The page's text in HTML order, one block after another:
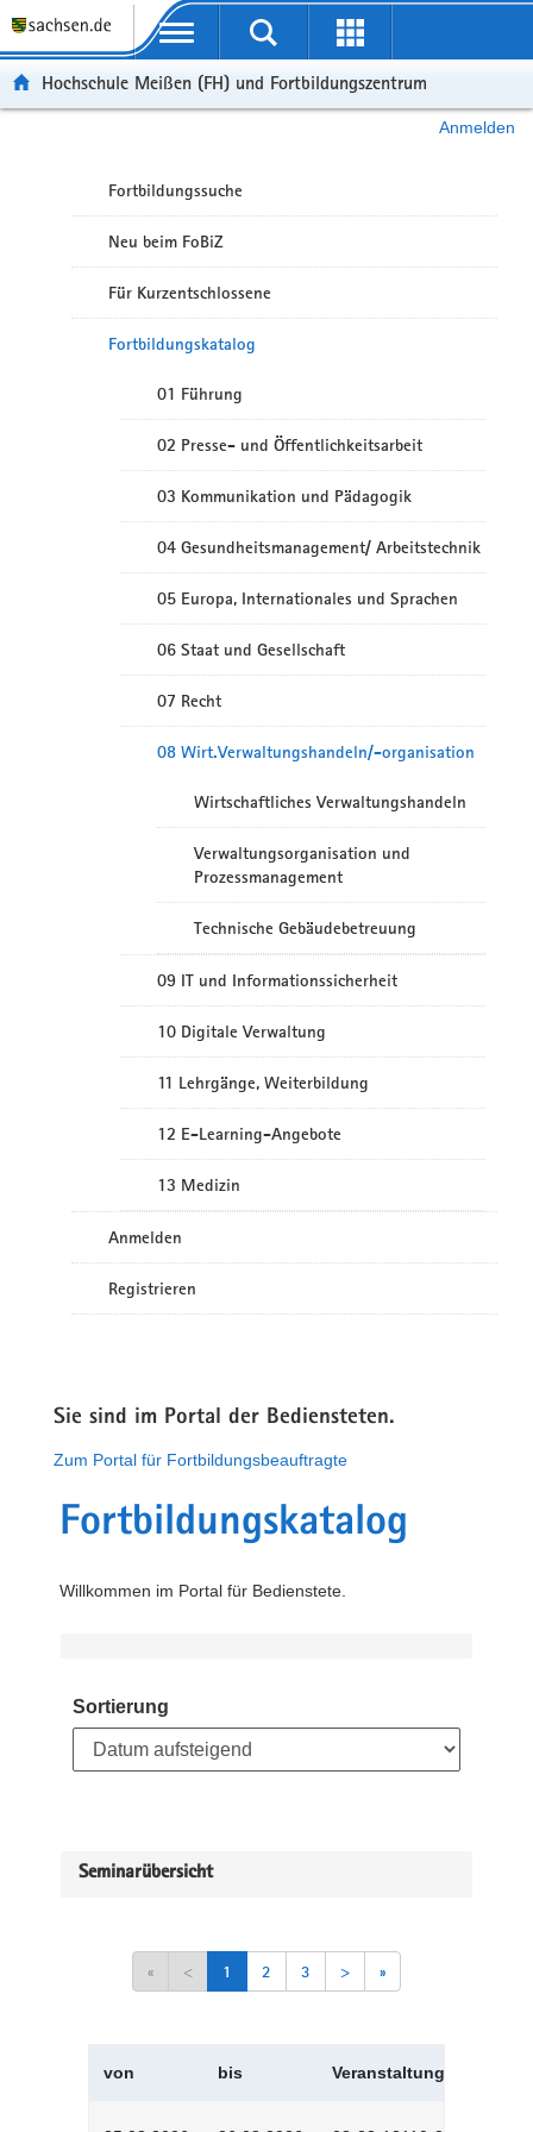
Portalübergreifende Navigation
Hochschule Meißen (FH) und Fortbildungszentrum
Anmelden
Fortbildungssuche
Neu beim FoBiZ
Für Kurzentschlossene
Fortbildungskatalog
01 Führung
02 Presse- und Öffentlichkeitsarbeit
03 Kommunikation und Pädagogik
04 Gesundheitsmanagement/ Arbeitstechnik
05 Europa, Internationales und Sprachen
06 Staat und Gesellschaft
07 Recht
08 Wirt.Verwaltungshandeln/-organisation
Wirtschaftliches Verwaltungshandeln
Verwaltungsorganisation und
Prozessmanagement
Technische Gebäudebetreuung
09 IT und Informationssicherheit
10 Digitale Verwaltung
11 Lehrgänge, Weiterbildung
12 E-Learning-Angebote
13 Medizin
Anmelden
Registrieren
Sie sind im Portal der Bediensteten.
Zum Portal für Fortbildungsbeauftragte
Fortbildungskatalog
Willkommen im Portal für Bedienstete.
Sortierung
Seminarübersicht
« < 1 2 3 > »
von bis Veranstaltungskürzel